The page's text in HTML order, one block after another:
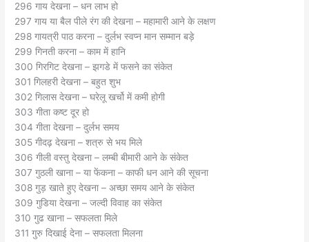
296 गाय देखना – धन लाभ हो
297 गाय या बैल पीले रंग की देखना – महामारी आने के लक्षण
298 गायत्री पाठ करना – दुर्लभ स्वप्न मान सम्मान बड़े
299 गिनती करना – काम में हानि
300 गिरगिट देखना – झगडे में फसने का संकेत
301 गिलहरी देखना – बहुत शुभ
302 गिलास देखना – घरेलू खर्चो में कमी होगी
303 गीता कष्ट दूर हो
304 गीता देखना – दुर्लभ समय
305 गीदढ़ देखना – शत्रु से भय मिले
306 गीली वस्तु देखना – लम्बी बीमारी आने के संकेत
307 गुठली खाना – या फेंकना – काफी धन आने की सूचना
308 गुड़ खाते हुए देखना – अच्छा समय आने के संकेत
309 गुडिया देखना – जल्दी विवाह का संकेत
310 गुढ खाना – सफलता मिले
311 गुरु दिखाई देना – सफलता मिलना